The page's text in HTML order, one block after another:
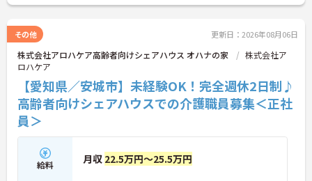
その他 更新日：2026年08月06日
株式会社アロハケア高齢者向けシェアハウス オハナの家
株式会社ア
ロハケア
【愛知県／安城市】未経験OK！完全週休2日制♪
高齢者向けシェアハウスでの介護職員募集＜正社
員＞
給料 月収 22.5万円～25.5万円